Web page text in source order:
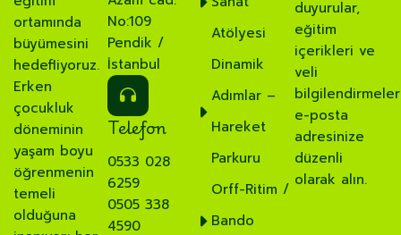
ortamında
büyümesini
hedefliyoruz.
Erken
çocukluk
döneminin
yaşam boyu
öğrenmenin
temeli
olduğuna
No:109
Pendik /
İstanbul
Telefon
0533 028
6259
0505 338
4590
Atölyesi
Dinamik
Adımlar –
Hareket
Parkuru
Orff-Ritim /
Bando
duyurular,
eğitim
içerikleri ve
veli
e-posta
adresinize
düzenli
olarak alın.